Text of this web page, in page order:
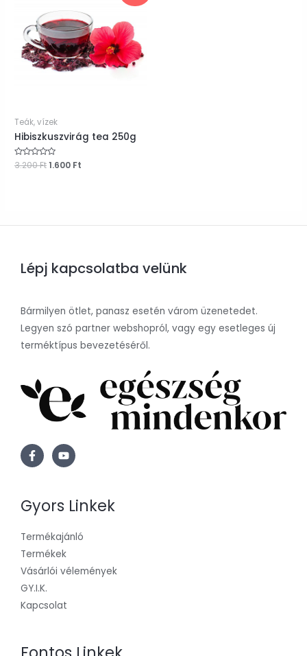
Teák, vízek
Hibiszkuszvirág tea 250g
Értékelés:
0
3.200FtOriginal
1.600 Ft
Lépj kapcsolatba velünk
Bármilyen ötlet, panasz esetén várom üzenetedet.
Legyen szó partner webshopról, vagy egy esetleges új
terméktípus bevezetéséről.
Gyors Linkek
Termékajánló
Termékek
Vásárlói vélemények
GY.I.K.
Kapcsolat